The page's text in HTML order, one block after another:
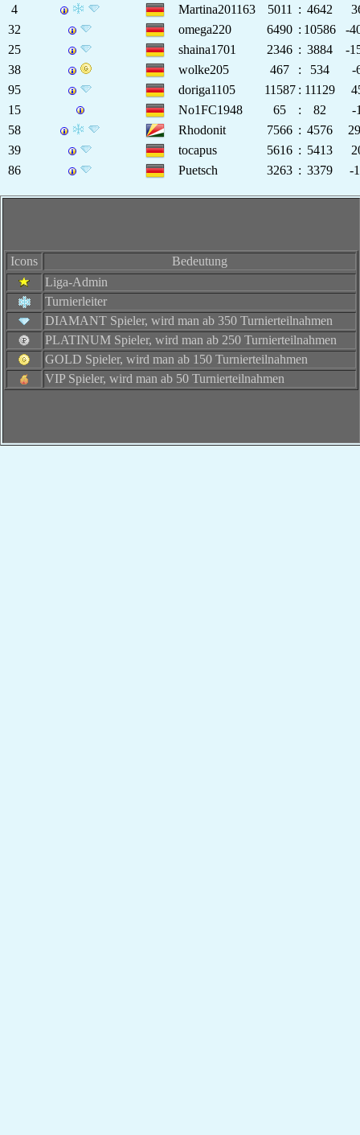
4 Martina201163 5011 : 4642
32
omega220 6490 : 10586
-
25
shaina1701 2346 : 3884
-
38
wolke205 467 : 534
-
95
doriga1105 11587 : 11129
15
No1FC1948 65 : 82
-
58
Rhodonit 7566 : 4576
39
tocapus 5616 : 5413
86
Puetsch 3263 : 3379 -
Icons
Bedeutung
Liga-Admin
Turnierleiter
DIAMANT Spieler, wird man ab 350 Turnierteilnahmen
PLATINUM Spieler, wird man ab 250 Turnierteilnahmen
GOLD Spieler, wird man ab 150 Turnierteilnahmen
VIP Spieler, wird man ab 50 Turnierteilnahmen